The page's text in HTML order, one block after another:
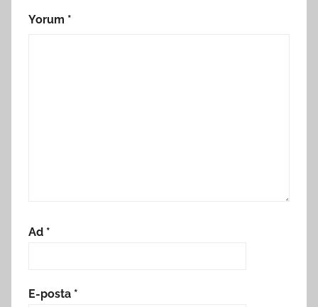
Yorum *
Ad *
E-posta *